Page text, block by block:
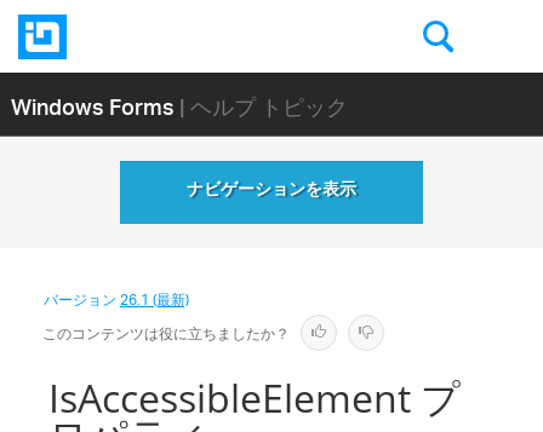
Windows Forms| ヘルプ トピック
ナビゲーションを表示
バージョン26.1 (最新)
このコンテンツは役に立ちましたか？
IsAccessibleElement プ